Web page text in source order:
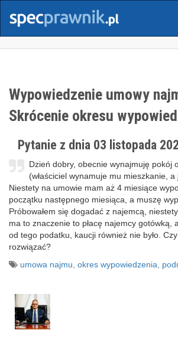
Wypowiedzenie umowy
Skrócenie okresu
Pytanie z dnia 03 listopada
Dzień dobry, obecnie wynajmuję pokój
(właściciel wynamuje mu mieszkanie, a
Niestety na umowie mam aż 4 miesiące
początku następnego miesiąca, a muszę
Próbowałem się dogadać z najemcą,
ma to znaczenie to płacę najemcy gotówką,
od tego podatku, kaucji również nie było.
rozwiązać?
umowa najmu okres wypowiedzenia